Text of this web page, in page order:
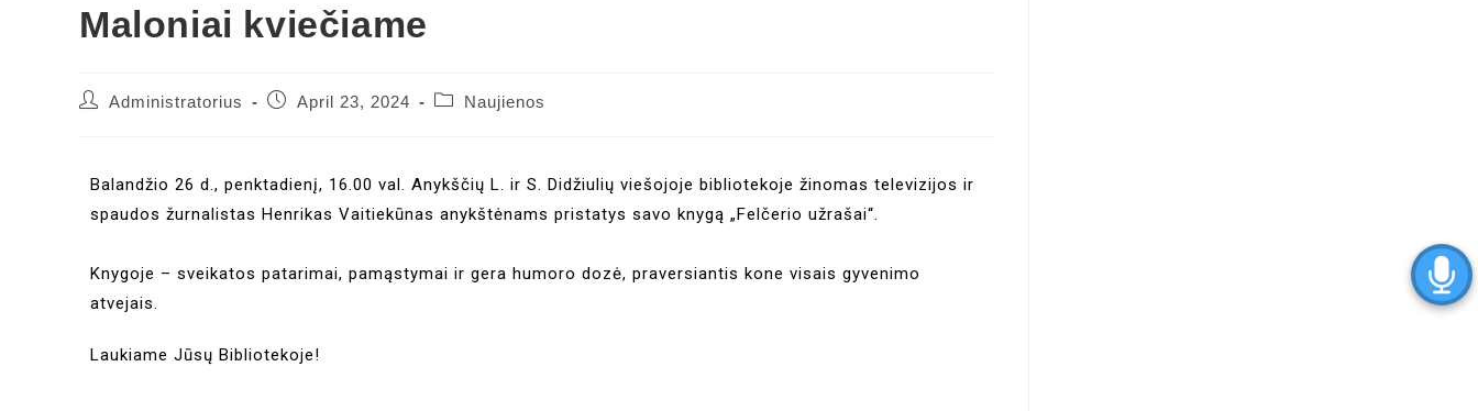
Maloniai kviečiame
Administratorius April 23, 2024 Naujienos
Balandžio 26 d., penktadienį, 16.00 val. Anykščių L. ir S. Didžiulių viešojoje bibliotekoje žinomas televizijos ir
spaudos žurnalistas Henrikas Vaitiekūnas anykštėnams pristatys savo knygą „Felčerio užrašai“.
Knygoje – sveikatos patarimai, pamąstymai ir gera humoro dozė, praversiantis kone visais gyvenimo
atvejais.
Laukiame Jūsų Bibliotekoje!